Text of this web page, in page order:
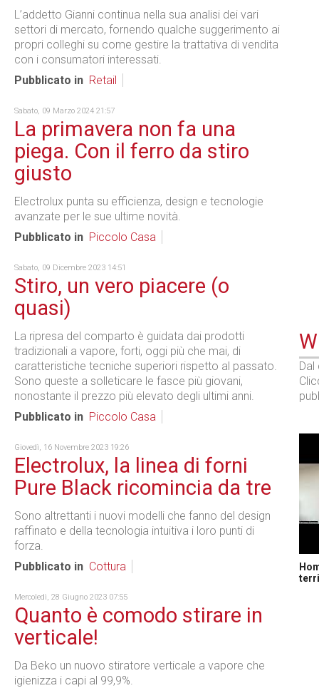
L’addetto Gianni continua nella sua analisi dei vari
settori di mercato, fornendo qualche suggerimento ai
propri colleghi su come gestire la trattativa di vendita
con i consumatori interessati.
Pubblicato in Retail
Sabato, 09 Marzo 2024 21:57
La primavera non fa una
piega. Con il ferro da stiro
giusto
Electrolux punta su efficienza, design e tecnologie
avanzate per le sue ultime novità.
Pubblicato in Piccolo Casa
Sabato, 09 Dicembre 2023 14:51
Stiro, un vero piacere (o
quasi)
La ripresa del comparto è guidata dai prodotti
tradizionali a vapore, forti, oggi più che mai, di
caratteristiche tecniche superiori rispetto al passato.
Sono queste a solleticare le fasce più giovani,
nonostante il prezzo più elevato degli ultimi anni.
Pubblicato in Piccolo Casa
Giovedì, 16 Novembre 2023 19:26
Electrolux, la linea di forni
Pure Black ricomincia da tre
Sono altrettanti i nuovi modelli che fanno del design
raffinato e della tecnologia intuitiva i loro punti di
forza.
Pubblicato in Cottura
Mercoledì, 28 Giugno 2023 07:55
Quanto è comodo stirare in
verticale!
Da Beko un nuovo stiratore verticale a vapore che
igienizza i capi al 99,9%.